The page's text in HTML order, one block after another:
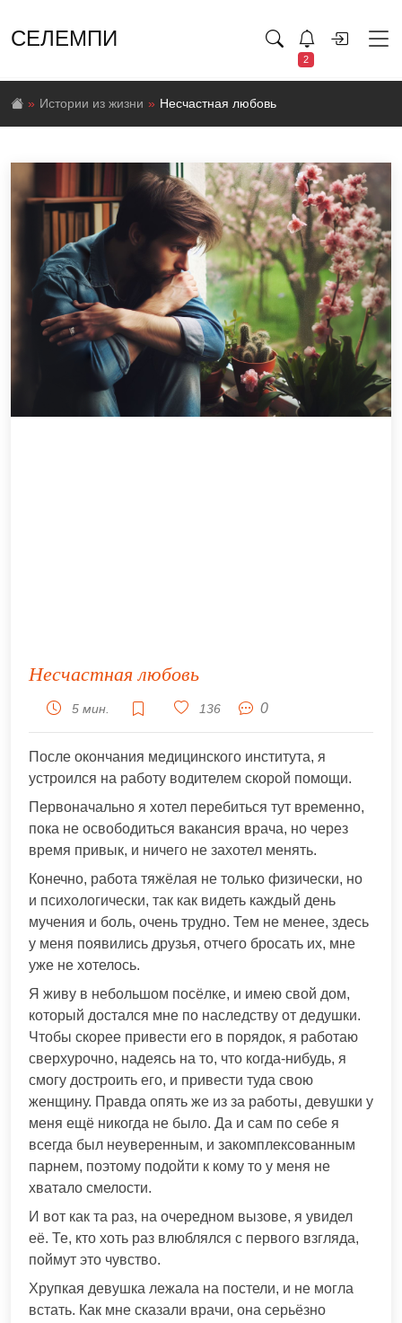
СЕЛЕМПИ
2
Истории из жизни Несчастная любовь
Несчастная любовь
5 мин. 136 0
После окончания медицинского института, я
устроился на работу водителем скорой помощи.
Первоначально я хотел перебиться тут временно,
пока не освободиться вакансия врача, но через
время привык, и ничего не захотел менять.
Конечно, работа тяжёлая не только физически, но
и психологически, так как видеть каждый день
мучения и боль, очень трудно. Тем не менее, здесь
у меня появились друзья, отчего бросать их, мне
уже не хотелось.
Я живу в небольшом посёлке, и имею свой дом,
который достался мне по наследству от дедушки.
Чтобы скорее привести его в порядок, я работаю
сверхурочно, надеясь на то, что когда-нибудь, я
смогу достроить его, и привести туда свою
женщину. Правда опять же из за работы, девушки у
меня ещё никогда не было. Да и сам по себе я
всегда был неуверенным, и закомплексованным
парнем, поэтому подойти к кому то у меня не
хватало смелости.
И вот как та раз, на очередном вызове, я увидел
её. Те, кто хоть раз влюблялся с первого взгляда,
поймут это чувство.
Хрупкая девушка лежала на постели, и не могла
встать. Как мне сказали врачи, она серьёзно